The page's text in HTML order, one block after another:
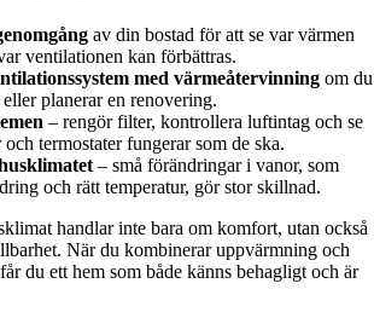
av din bostad för att se var värmen
ventilationen kan förbättras.
med värmeåtervinning om du
planerar en renovering.
– rengör filter, kontrollera luftintag och se
termostater fungerar som de ska.
– små förändringar i vanor, som
och rätt temperatur, gör stor skillnad.
handlar inte bara om komfort, utan också
När du kombinerar uppvärmning och
du ett hem som både känns behagligt och är